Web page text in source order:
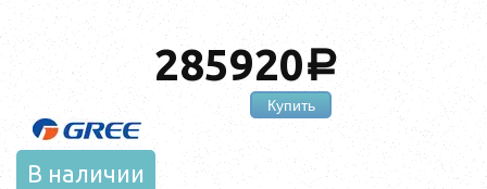
285920a
Купить
В наличии